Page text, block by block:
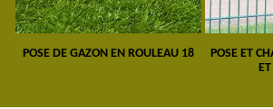
POSE DE GAZON EN ROULEAU 18
POSE ET